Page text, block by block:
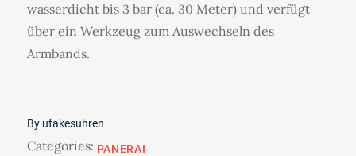
wasserdicht bis 3 bar (ca. 30 Meter) und verfügt
über ein Werkzeug zum Auswechseln des
Armbands.
By ufakesuhren
Categories: PANERAI